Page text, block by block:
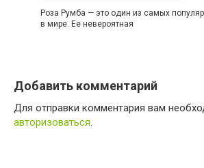
Роза Румба — это один из самых
в мире. Ее невероятная
Добавить комментарий
Для отправки комментария вам
авторизоваться.